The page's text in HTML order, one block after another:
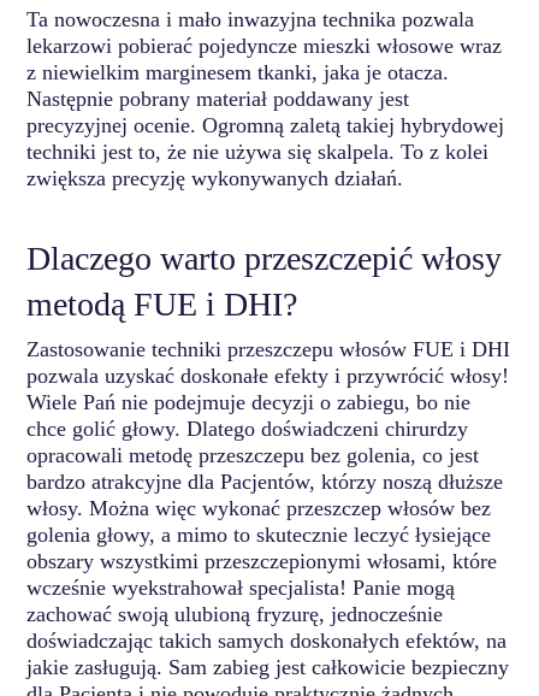
Ta nowoczesna i mało inwazyjna technika pozwala
lekarzowi pobierać pojedyncze mieszki włosowe wraz
z niewielkim marginesem tkanki, jaka je otacza.
Następnie pobrany materiał poddawany jest
precyzyjnej ocenie. Ogromną zaletą takiej hybrydowej
techniki jest to, że nie używa się skalpela. To z kolei
zwiększa precyzję wykonywanych działań.
Dlaczego warto przeszczepić włosy
metodą FUE i DHI?
Zastosowanie techniki przeszczepu włosów FUE i DHI
pozwala uzyskać doskonałe efekty i przywrócić włosy!
Wiele Pań nie podejmuje decyzji o zabiegu, bo nie
chce golić głowy. Dlatego doświadczeni chirurdzy
opracowali metodę przeszczepu bez golenia, co jest
bardzo atrakcyjne dla Pacjentów, którzy noszą dłuższe
włosy. Można więc wykonać przeszczep włosów bez
golenia głowy, a mimo to skutecznie leczyć łysiejące
obszary wszystkimi przeszczepionymi włosami, które
wcześnie wyekstrahował specjalista! Panie mogą
zachować swoją ulubioną fryzurę, jednocześnie
doświadczając takich samych doskonałych efektów, na
jakie zasługują. Sam zabieg jest całkowicie bezpieczny